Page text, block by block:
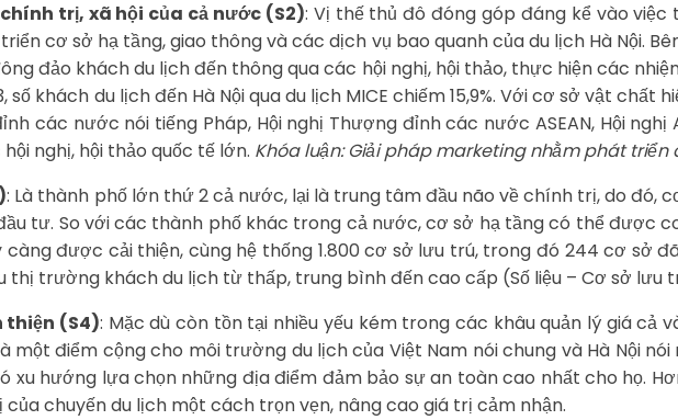
trị, xã hội của cả nước (S2): Vị thế thủ đô đóng góp đáng kể vào
cơ sở hạ tầng, giao thông và các dịch vụ bao quanh của du lịch Hà Nội.
đảo khách du lịch đến thông qua các hội nghị, hội thảo, thực hiện các
số khách du lịch đến Hà Nội qua du lịch MICE chiếm 15,9%. Với cơ sở vật
các nước nói tiếng Pháp, Hội nghị Thượng đỉnh các nước ASEAN, Hội nghị
nghị, hội thảo quốc tế lớn. Khóa luận: Giải pháp marketing nhằm phát triển
: Là thành phố lớn thứ 2 cả nước, lại là trung tâm đầu não về chính trị, do đó,
tư. So với các thành phố khác trong cả nước, cơ sở hạ tầng có thể được
càng được cải thiện, cùng hệ thống 1.800 cơ sở lưu trú, trong đó 244 cơ sở
thị trường khách du lịch từ thấp, trung bình đến cao cấp (Số liệu – Cơ sở lưu
thiện (S4): Mặc dù còn tồn tại nhiều yếu kém trong các khâu quản lý giá cả
một điểm cộng cho môi trường du lịch của Việt Nam nói chung và Hà Nội
xu hướng lựa chọn những địa điểm đảm bảo sự an toàn cao nhất cho họ.
chuyến du lịch một cách trọn vẹn, nâng cao giá trị cảm nhận.